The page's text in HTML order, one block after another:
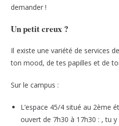
demander !
Un petit creux ?
Il existe une variété de services
ton mood, de tes papilles et de
Sur le campus :
L’espace 45/4 situé au 2ème
ouvert de 7h30 à 17h30 : , tu